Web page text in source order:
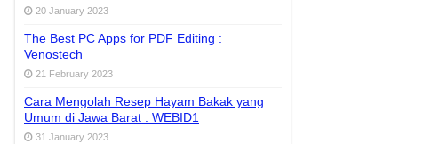
20 January 2023
The Best PC Apps for PDF Editing :
Venostech
21 February 2023
Cara Mengolah Resep Hayam Bakak yang
Umum di Jawa Barat : WEBID1
31 January 2023